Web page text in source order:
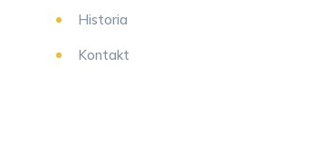
Historia
Kontakt